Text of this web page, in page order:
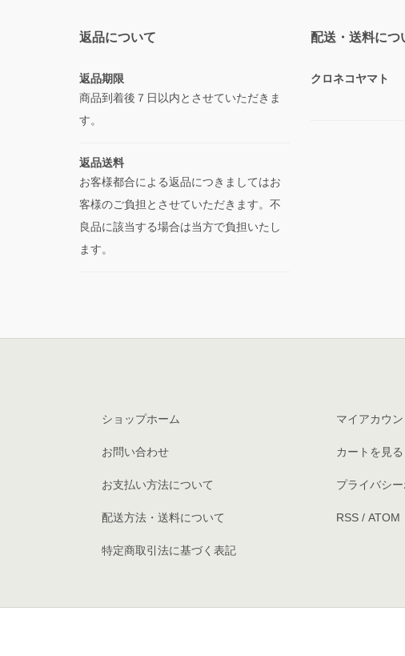
返品について
返品期限
商品到着後７日以内とさせていただきま
す。
返品送料
お客様都合による返品につきましてはお
客様のご負担とさせていただきます。不
良品に該当する場合は当方で負担いたし
ます。
配送・送料につ
クロネコヤマト
ショップホーム
お問い合わせ
お支払い方法について
配送方法・送料について
特定商取引法に基づく表記
マイアカウン
カートを見る
プライバシ
RSS/ ATOM